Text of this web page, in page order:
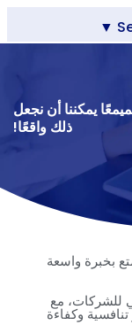
معًا يمكننا أن نجعل
ذلك واقعًا!
بخبرة واسعة
للشركات، مع
تنافسية وكفاءة